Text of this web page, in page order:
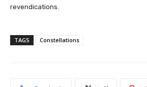
revendications.
TAGS Constellations